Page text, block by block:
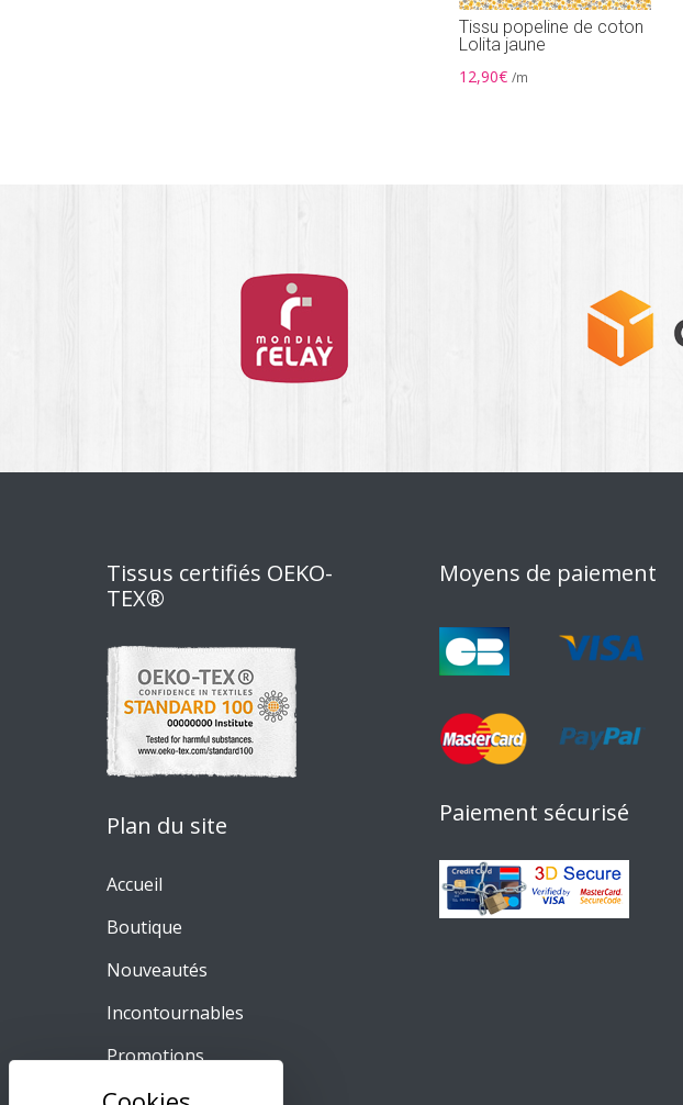
Tissu popeline de coton
Lolita jaune
12,90€ /m
Tissus certifiés OEKO-
TEX®
Plan du site
Accueil
Boutique
Nouveautés
Incontournables
Promotions
Meilleures ventes
Moyens de paiement
Paiement sécurisé